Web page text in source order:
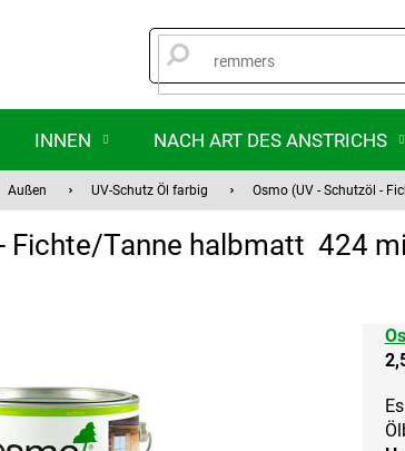
INNEN NACH ART DES ANSTRICHS
Außen UV-Schutz Öl farbig Osmo (UV - Schutzöl -
Fichte/Tanne halbmatt 424